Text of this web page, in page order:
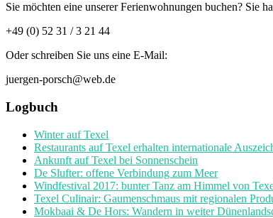
Sie möchten eine unserer Ferienwohnungen buchen? Sie
+49 (0) 52 31 / 3 21 44
Oder schreiben Sie uns eine E-Mail:
juergen-porsch@web.de
Logbuch
Winter auf Texel
Restaurants auf Texel erhalten internationale
Ankunft auf Texel bei Sonnenschein
De Slufter: offene Verbindung zum Meer
Windfestival 2017: bunter Tanz am Himmel von
Texel Culinair: Gaumenschmaus mit regionalen
Mokbaai & De Hors: Wandern in weiter